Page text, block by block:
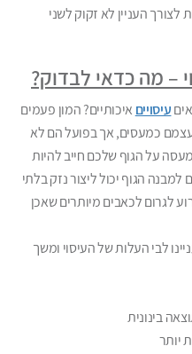
העניין לא זקוק לשני
– מה כדאי לבדוק?
עיסויים איכותיים? המון פעמים
כמעסים, אך בפועל הם לא
על הגוף שלכם חייב להיות
למבנה הגוף יכול ליצור נזק בלתי
לגרום לכאבים מיותרים שאכן
לבי העלות של העיסוי ומשך
בינונית
יותר